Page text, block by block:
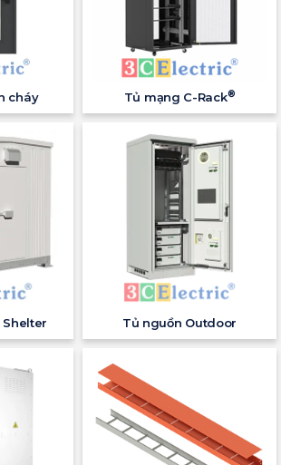
cháy Tủ mạng C-Rack®
Shelter Tủ nguồn Outdoor